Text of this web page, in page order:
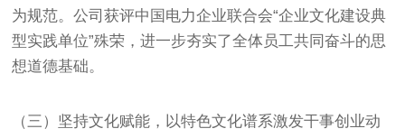
为规范。公司获评中国电力企业联合会“企业文化建设典
型实践单位”殊荣，进一步夯实了全体员工共同奋斗的思
想道德基础。
（三）坚持文化赋能，以特色文化谱系激发干事创业动